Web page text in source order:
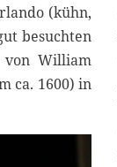
(kühn,
besuchten
von William
ca. 1600) in